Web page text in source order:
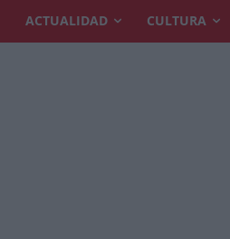
ACTUALIDAD CULTURA